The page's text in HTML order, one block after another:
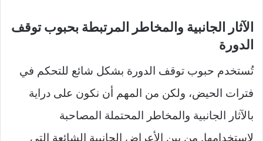
الآثار الجانبية والمخاطر المرتبطة بحبوب توقف
الدورة
تُستخدم حبوب توقف الدورة بشكل شائع للتحكم في
فترات الحيض، ولكن من المهم أن نكون على دراية
بالآثار الجانبية والمخاطر المحتملة المصاحبة
لاستخدامها. من بين الأعراض الجانبية الشائعة التي